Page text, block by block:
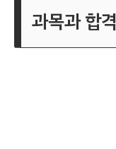
과목과 합